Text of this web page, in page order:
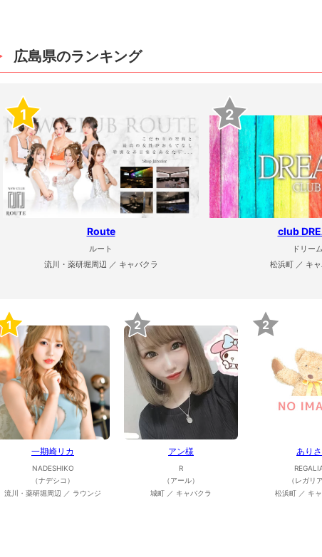
広島県のランキング
1
Route
ルート
流川・薬研堀周辺 ／ キャバクラ
2
club
ドリーム
松浜町 ／ キ
1
一期崎リカ
NADESHIKO
（ナデシコ）
流川・薬研堀周辺 ／ ラウンジ
2
アン様
R
（アール）
城町 ／ キャバクラ
2
ありさ
（レガリア
松浜町 ／ キ